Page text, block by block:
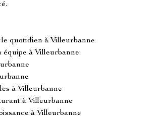
quotidien à Villeurbanne
à Villeurbanne
à Villeurbanne
à Villeurbanne
à Villeurbanne